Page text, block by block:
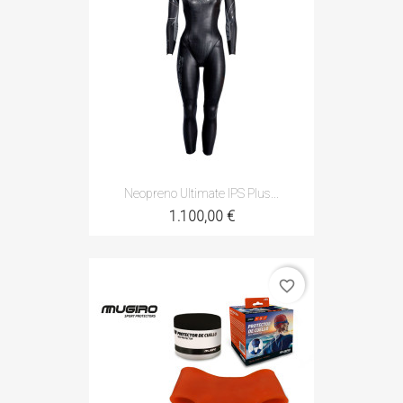
Neopreno Ultimate IPS Plus...
1.100,00 €
favorite_border